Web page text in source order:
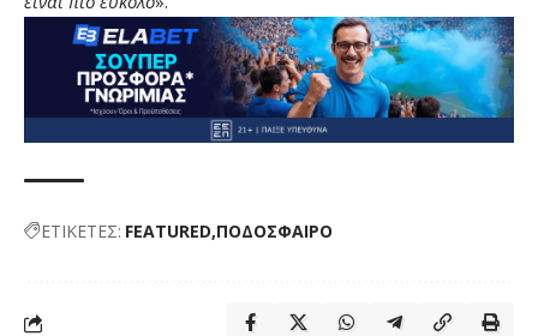
ΕΤΙΚΕΤΕΣ: FEATURED ΠΟΔΟΣΦΑΙΡΟ